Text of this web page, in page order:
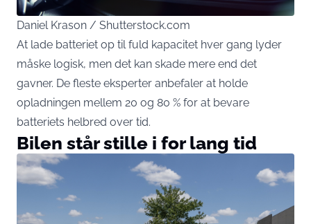
Daniel Krason / Shutterstock.com
At lade batteriet op til fuld kapacitet hver gang lyder
måske logisk, men det kan skade mere end det
gavner. De fleste eksperter anbefaler at holde
opladningen mellem 20 og 80 % for at bevare
batteriets helbred over tid.
Bilen står stille i for lang tid